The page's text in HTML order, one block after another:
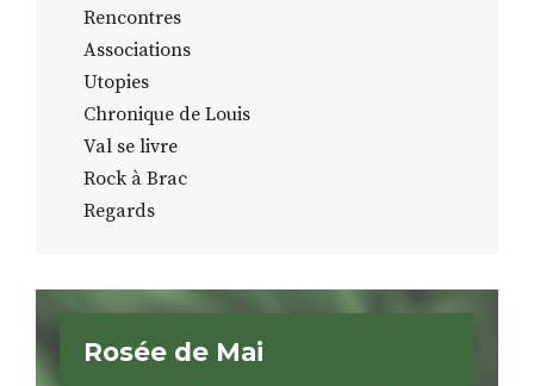
Rencontres
Associations
Utopies
Chronique de Louis
Val se livre
Rock à Brac
Regards
Rosée de Mai